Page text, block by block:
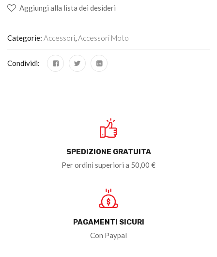
Aggiungi alla lista dei desideri
Categorie: Accessori,Accessori Moto
Condividi:
SPEDIZIONE GRATUITA
Per ordini superiori a 50,00 €
PAGAMENTI SICURI
Con Paypal